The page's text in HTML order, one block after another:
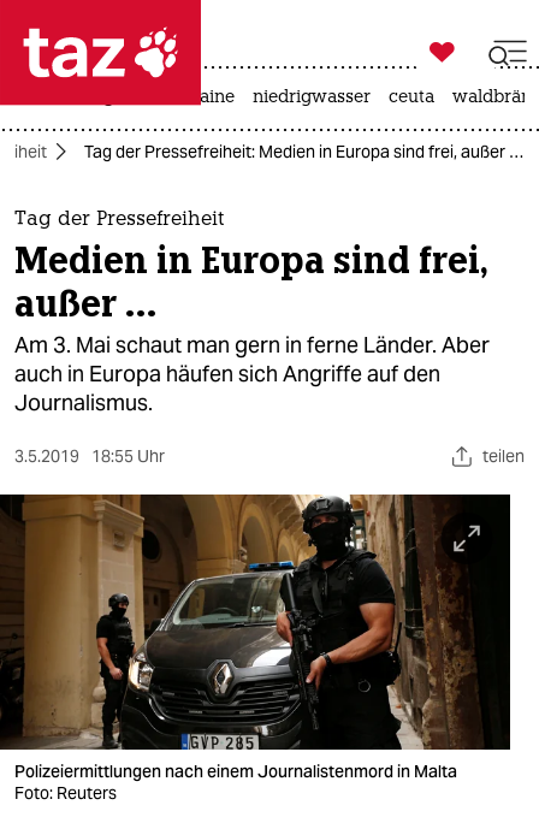
 taz zahl ich
taz zahl ich
themen
politik
öko
gesellschaft
sport
wahrheit
verlag
verlag
veranstaltungen

taz zahl ich
krieg in der ukraine niedrigwasser ceuta
Tag der Pressefreiheit: Medien in Europa sind frei, außer …
Tag der Pressefreiheit
Medien in Europa sind frei,
außer …
Am 3. Mai schaut man gern in ferne Länder. Aber
auch in Europa häufen sich Angriffe auf den
Journalismus.
3.5.2019 18:55 Uhr teilen
Polizeiermittlungen nach einem Journalistenmord in Malta
Foto: Reuters